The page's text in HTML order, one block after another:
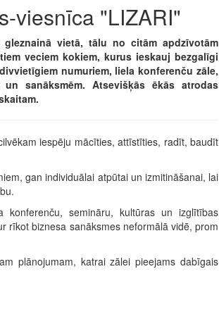
viesnīca "LIZARI"
vietā, tālu no citām apdzīvotām
veciem kokiem, kurus ieskauj bezgalīgi
numuriem, liela konferenču zāle,
sanāksmēm. Atsevišķās ēkās atrodas
iespēju mācīties, attīstīties, radīt, baudīt
gan individuālai atpūtai un izmitināšanai, lai
konferenču, semināru, kultūras un izglītības
rīkot biznesa sanāksmes neformālā vidē, prom
plānojumam, katrai zālei pieejams dabīgais